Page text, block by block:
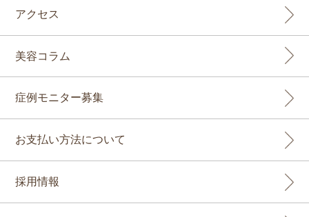
アクセス
美容コラム
症例モニター募集
お支払い方法について
採用情報